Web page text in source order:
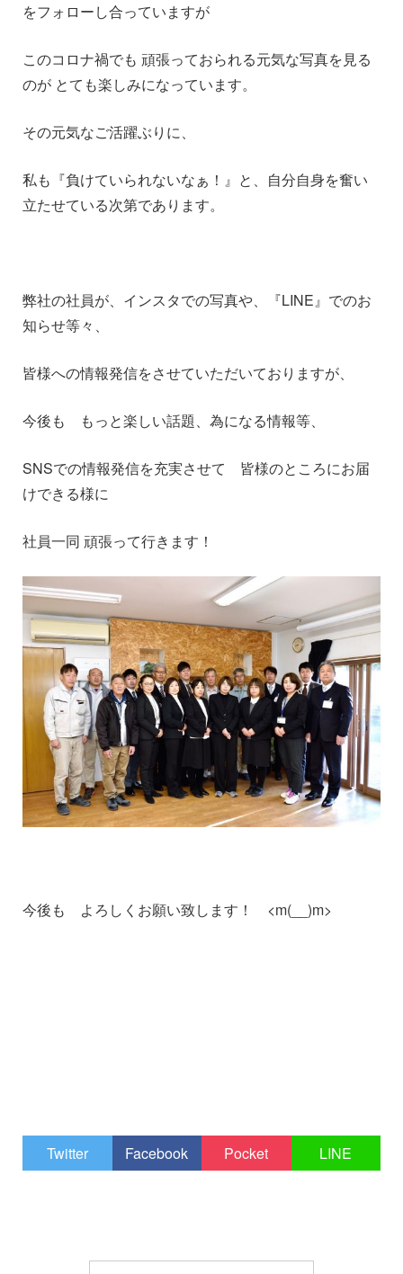
をフォローし合っていますが
このコロナ禍でも 頑張っておられる元気な写真を見る
のが とても楽しみになっています。
その元気なご活躍ぶりに、
私も『負けていられないなぁ！』と、自分自身を奮い
立たせている次第であります。
弊社の社員が、インスタでの写真や、『LINE』でのお
知らせ等々、
皆様への情報発信をさせていただいておりますが、
今後も もっと楽しい話題、為になる情報等、
SNSでの情報発信を充実させて 皆様のところにお届
けできる様に
社員一同 頑張って行きます！
今後も よろしくお願い致します！ <m(__)m>
Twitter Facebook Pocket LINE